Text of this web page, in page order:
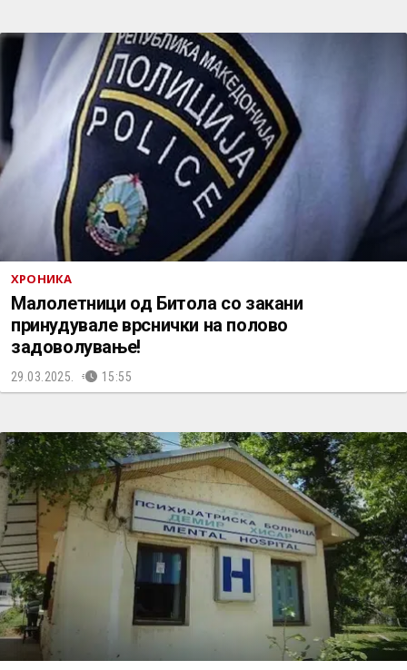
ХРОНИКА
Малолетници од Битола со закани
принудувале врснички на полово
задоволување!
29.03.2025. 15:55